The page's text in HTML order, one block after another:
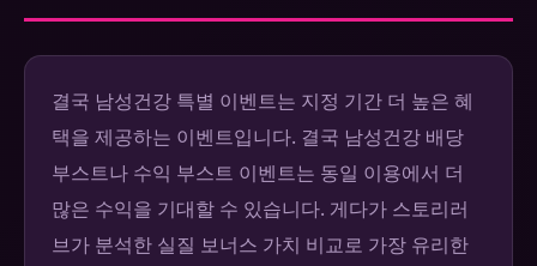
결국 남성건강 특별 이벤트는 지정 기간 더 높은 혜
택을 제공하는 이벤트입니다. 결국 남성건강 배당
부스트나 수익 부스트 이벤트는 동일 이용에서 더
많은 수익을 기대할 수 있습니다. 게다가 스토리러
브가 분석한 실질 보너스 가치 비교로 가장 유리한